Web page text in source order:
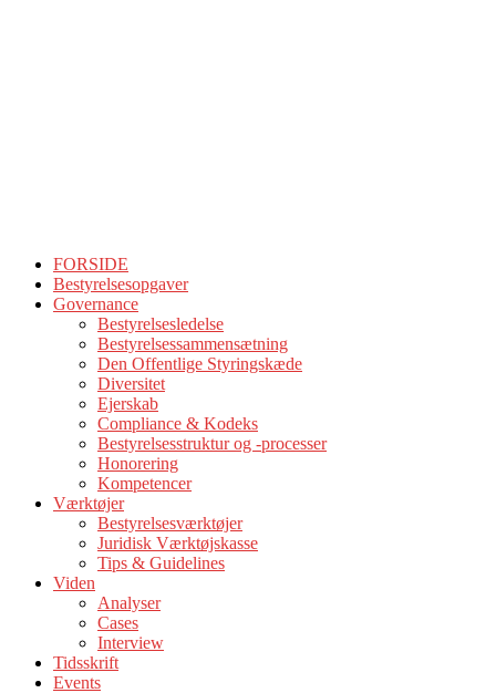
FORSIDE
Bestyrelsesopgaver
Governance
Bestyrelsesledelse
Bestyrelsessammensætning
Den Offentlige Styringskæde
Diversitet
Ejerskab
Compliance & Kodeks
Bestyrelsesstruktur og -processer
Honorering
Kompetencer
Værktøjer
Bestyrelsesværktøjer
Juridisk Værktøjskasse
Tips & Guidelines
Viden
Analyser
Cases
Interview
Tidsskrift
Events